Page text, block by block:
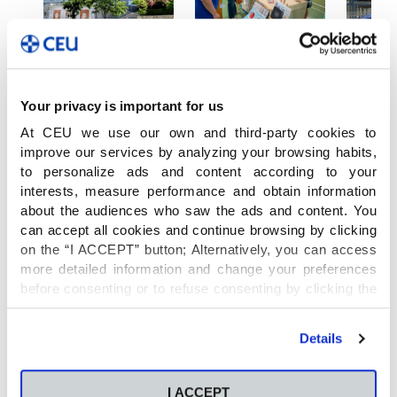
Your privacy is important for us
At CEU we use our own and third-party cookies to
improve our services by analyzing your browsing habits,
to personalize ads and content according to your
interests, measure performance and obtain information
about the audiences who saw the ads and content. You
can accept all cookies and continue browsing by clicking
on the “I ACCEPT” button; Alternatively, you can access
more detailed information and change your preferences
before consenting or to refuse consenting by clicking the
"Personalize" button. For more information you can visit
Details
I ACCEPT
04/06/2026
El CEU San
Pablo Murcia
se une a la
bienvenida al
Papa León
XIV
Los alumnos del
Colegio CEU San
Pablo Murcia han
Pablo CEU con
Los alumnos
de 6º de
Primaria del
Programa
PEP
presentan
sus
proyectos
finales de
indagación
El final de curso ha
traído consigo uno
de los momentos
18/05/
El
CEU
La
El
Pablo